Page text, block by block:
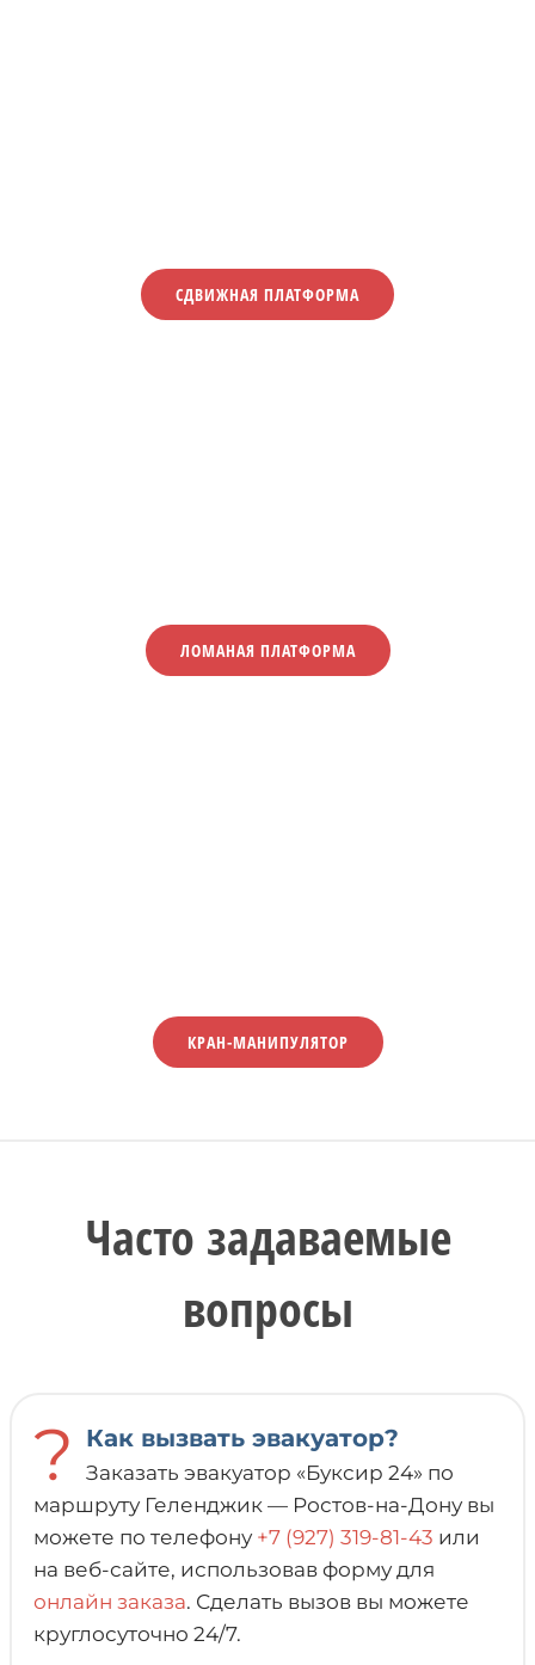
СДВИЖНАЯ ПЛАТФОРМА
ЛОМАНАЯ ПЛАТФОРМА
КРАН-МАНИПУЛЯТОР
Часто задаваемые
вопросы
? Как вызвать эвакуатор?
Заказать эвакуатор «Буксир 24» по
маршруту Геленджик — Ростов-на-Дону вы
можете по телефону +7 (927) 319-81-43 или
на веб-сайте, использовав форму для
онлайн заказа. Сделать вызов вы можете
круглосуточно 24/7.